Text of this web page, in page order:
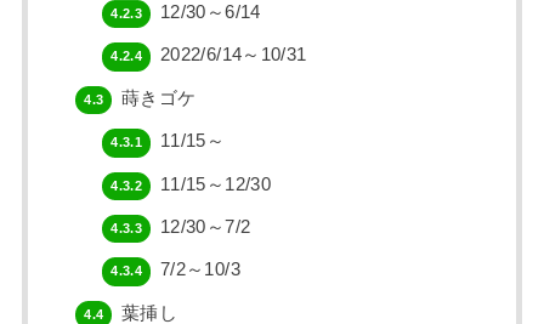
4.2.3 12/30～6/14
4.2.4 2022/6/14～10/31
4.3 蒔きゴケ
4.3.1 11/15～
4.3.2 11/15～12/30
4.3.3 12/30～7/2
4.3.4 7/2～10/3
4.4 葉挿し